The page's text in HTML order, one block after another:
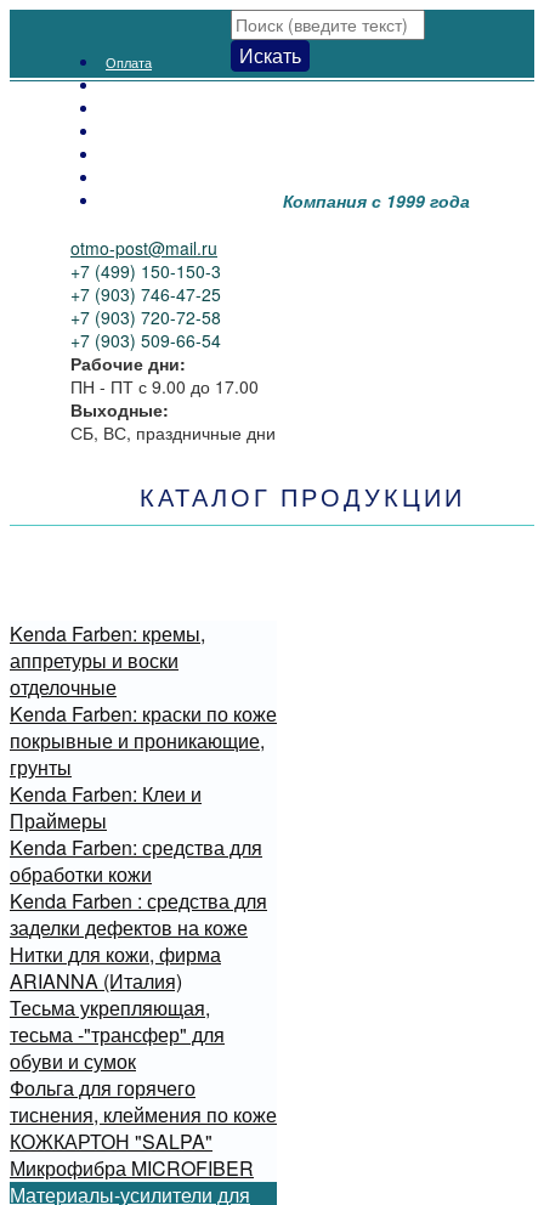
Оплата
Доставка
Искать
Компания с 1999 года
otmo-post@mail.ru
+7 (499) 150-150-3
+7 (903) 746-47-25
+7 (903) 720-72-58
+7 (903) 509-66-54
Рабочие дни:
ПН - ПТ с 9.00 до 17.00
Выходные:
СБ, ВС, праздничные дни
КАТАЛОГ ПРОДУКЦИИ
Kenda Farben: кремы,
аппретуры и воски
отделочные
Kenda Farben: краски по коже
покрывные и проникающие,
грунты
Kenda Farben: Клеи и
Праймеры
Kenda Farben: средства для
обработки кожи
Kenda Farben : средства для
заделки дефектов на коже
Нитки для кожи, фирма
ARIANNA (Италия)
Тесьма укрепляющая,
тесьма -"трансфер" для
обуви и сумок
Фольга для горячего
тиснения, клеймения по коже
КОЖКАРТОН "SALPA"
Микрофибра MICROFIBER
Материалы-усилители для